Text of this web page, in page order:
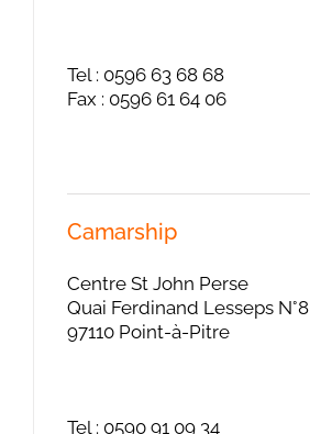
Tel : 0596 63 68 68
Fax : 0596 61 64 06
Camarship
Centre St John Perse
Quai Ferdinand Lesseps N°8
97110 Point-à-Pitre
Tel : 0590 91 09 34